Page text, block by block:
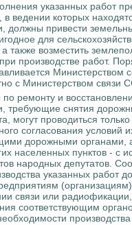
указанных работ
в ведении которых
должны привести
для
а также возместить
производстве работ.
Министерством
с Министерством связи
ремонту и
требующие снятия
могут проводиться
согласования условий
дорожными органами,
населенных пунктов - с
народных депутатов.
указанных работ
связи или
соответствующим
производства